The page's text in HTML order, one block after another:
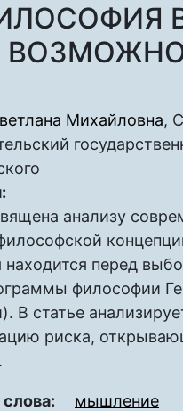
Михайловна,
анализу
находится перед
философии
В статье
риска,
мышление